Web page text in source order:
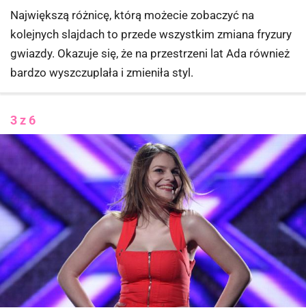
Największą różnicę, którą możecie zobaczyć na
kolejnych slajdach to przede wszystkim zmiana fryzury
gwiazdy. Okazuje się, że na przestrzeni lat Ada również
bardzo wyszczuplała i zmieniła styl.
3 z 6